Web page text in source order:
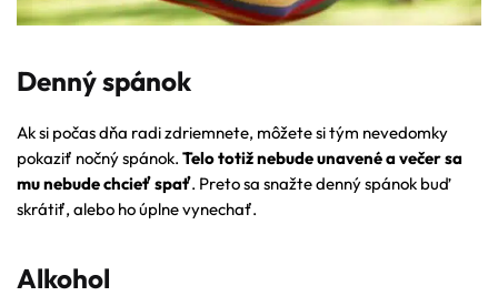
Denný spánok
Ak si počas dňa radi zdriemnete, môžete si tým nevedomky
pokaziť nočný spánok. Telo totiž nebude unavené a večer sa
mu nebude chcieť spať. Preto sa snažte denný spánok buď
skrátiť, alebo ho úplne vynechať.
Alkohol